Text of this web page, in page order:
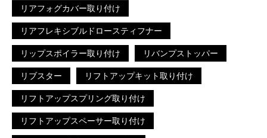
リアフォグカバー取り付け
リアフレキシブルドロースティフナー
リップスポイラー取り付け リバンプストッパー
リブスター リフトアップキット取り付け
リフトアップスプリング取り付け
リフトアップスペーサー取り付け